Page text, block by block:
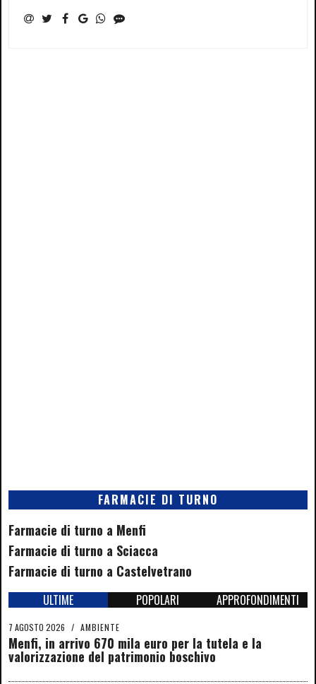
FARMACIE DI TURNO
Farmacie di turno a Menfi
Farmacie di turno a Sciacca
Farmacie di turno a Castelvetrano
ULTIME POPOLARI APPROFONDIMENTI
7 AGOSTO 2026 / AMBIENTE
Menfi, in arrivo 670 mila euro per la tutela e la
valorizzazione del patrimonio boschivo